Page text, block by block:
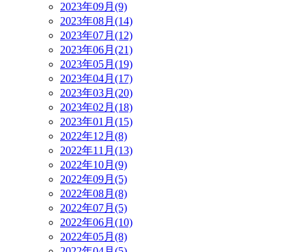
2023年09月(9)
2023年08月(14)
2023年07月(12)
2023年06月(21)
2023年05月(19)
2023年04月(17)
2023年03月(20)
2023年02月(18)
2023年01月(15)
2022年12月(8)
2022年11月(13)
2022年10月(9)
2022年09月(5)
2022年08月(8)
2022年07月(5)
2022年06月(10)
2022年05月(8)